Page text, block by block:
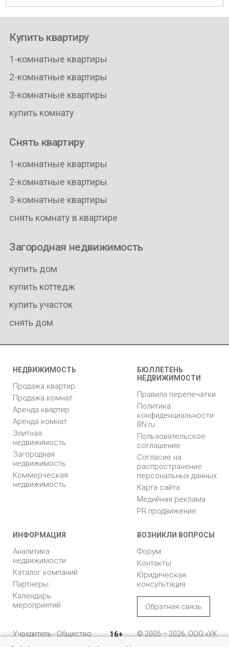
Купить квартиру
1-комнатные квартиры
2-комнатные квартиры
3-комнатные квартиры
купить комнату
Снять квартиру
1-комнатные квартиры
2-комнатные квартиры
3-комнатные квартиры
снять комнату в квартире
Загородная недвижимость
купить дом
купить коттедж
купить участок
снять дом
НЕДВИЖИМОСТЬ
Продажа квартир
Продажа комнат
Аренда квартир
Аренда комнат
Элитная
недвижимость
Загородная
недвижимость
Коммерческая
недвижимость
БЮЛЛЕТЕНЬ
НЕДВИЖИМОСТИ
Правила перепечатки
Политика
конфиденциальности
BN.ru
Пользовательское
соглашение
Согласие на
распространение
персональных данных
Карта сайта
Медийная реклама
PR продвижение
ИНФОРМАЦИЯ
Аналитика
недвижимости
Каталог компаний
Партнеры
Календарь
мероприятий
ВОЗНИКЛИ ВОПРОСЫ
Форум
Контакты
Юридическая
консультация
Обратная связь
Учредитель - Общество
16+
© 2005 – 2026, ООО «УК